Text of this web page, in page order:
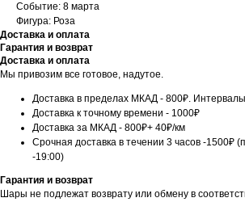
Событие: 8 марта
Фигура: Роза
Доставка и оплата
Гарантия и возврат
Доставка и оплата
Мы привозим все готовое, надутое.
Доставка в пределах МКАД - 800₽.
Доставка к точному времени - 1000₽
Доставка за МКАД - 800₽+ 40₽/км
Срочная доставка в течении 3 часов -1500₽
-19:00)
Гарантия и возврат
Шары не подлежат возврату или обмену в